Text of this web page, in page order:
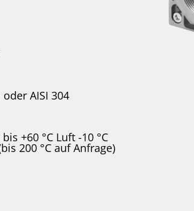
AISI 304
bis +60 °C Luft -10 °C
200 °C auf Anfrage)